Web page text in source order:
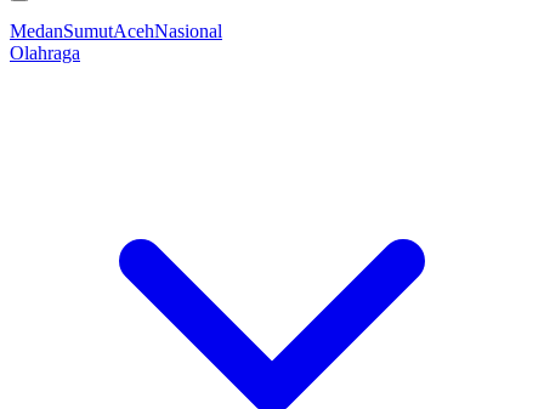
MedanSumutAcehNasional
Olahraga